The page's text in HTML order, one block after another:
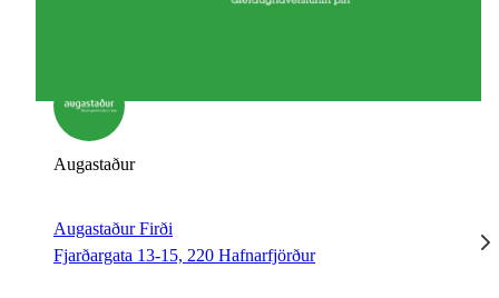
Augastaður
Augastaður Firði
Fjarðargata 13-15, 220 Hafnarfjörður